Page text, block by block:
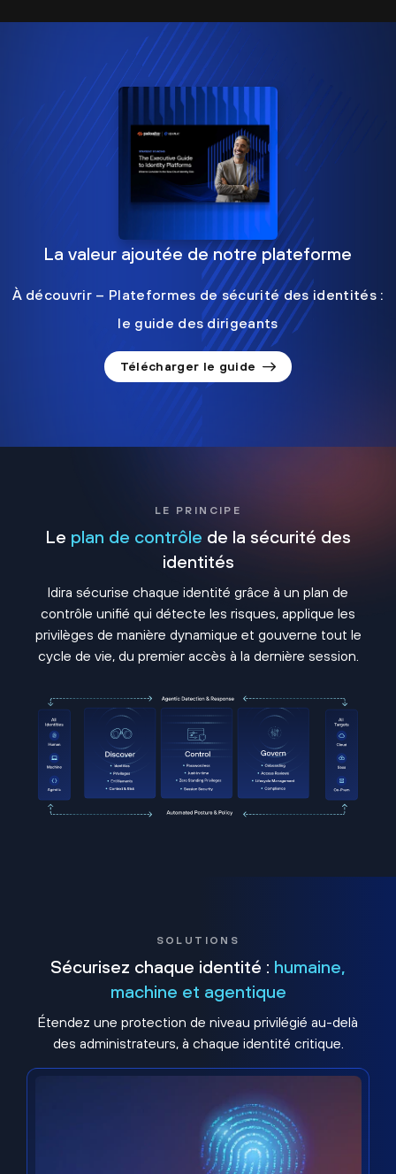
La valeur ajoutée de notre plateforme
À découvrir – Plateformes de sécurité des identités :
le guide des dirigeants
Télécharger le guide
LE PRINCIPE
Le plan de contrôle de la sécurité des
identités
Idira sécurise chaque identité grâce à un plan de
contrôle unifié qui détecte les risques, applique les
privilèges de manière dynamique et gouverne tout le
cycle de vie, du premier accès à la dernière session.
SOLUTIONS
Sécurisez chaque identité : humaine,
machine et agentique
Étendez une protection de niveau privilégié au-delà
des administrateurs, à chaque identité critique.